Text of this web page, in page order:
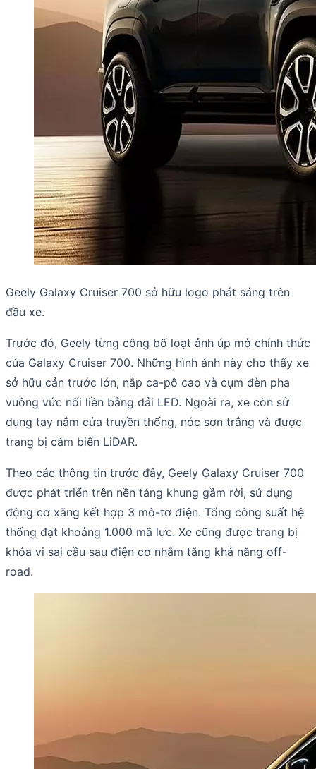
Geely Galaxy Cruiser 700 sở hữu logo phát sáng trên
đầu xe.
Trước đó, Geely từng công bố loạt ảnh úp mở chính thức
của Galaxy Cruiser 700. Những hình ảnh này cho thấy xe
sở hữu cản trước lớn, nắp ca-pô cao và cụm đèn pha
vuông vức nối liền bằng dải LED. Ngoài ra, xe còn sử
dụng tay nắm cửa truyền thống, nóc sơn trắng và được
trang bị cảm biến LiDAR.
Theo các thông tin trước đây, Geely Galaxy Cruiser 700
được phát triển trên nền tảng khung gầm rời, sử dụng
động cơ xăng kết hợp 3 mô-tơ điện. Tổng công suất hệ
thống đạt khoảng 1.000 mã lực. Xe cũng được trang bị
khóa vi sai cầu sau điện cơ nhằm tăng khả năng off-
road.